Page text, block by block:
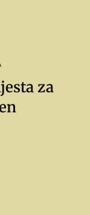
za